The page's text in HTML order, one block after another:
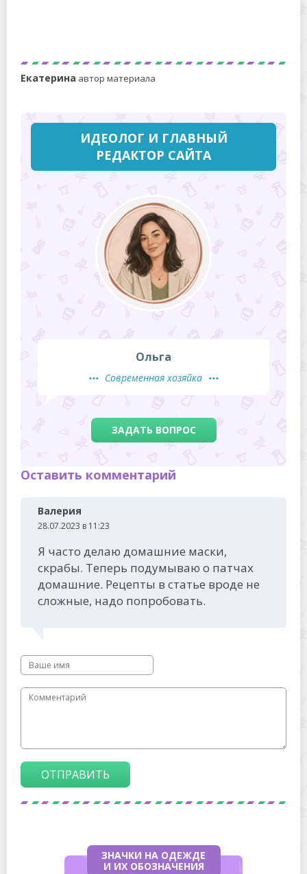
Екатерина автор материала
ИДЕОЛОГ И ГЛАВНЫЙ
РЕДАКТОР САЙТА
Ольга
Современная хозяйка
ЗАДАТЬ ВОПРОС
Оставить комментарий
Валерия
28.07.2023 в 11:23
Я часто делаю домашние маски,
скрабы. Теперь подумываю о патчах
домашние. Рецепты в статье вроде не
сложные, надо попробовать.
ОТПРАВИТЬ
ЗНАЧКИ НА ОДЕЖДЕ
И ИХ ОБОЗНАЧЕНИЯ